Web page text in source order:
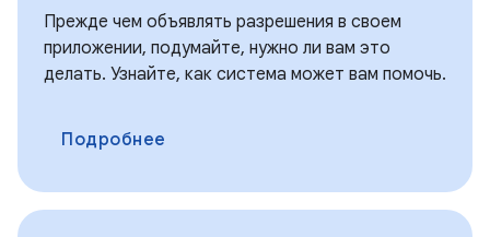
Прежде чем объявлять разрешения в своем
приложении, подумайте, нужно ли вам это
делать. Узнайте, как система может вам помочь.
Подробнее